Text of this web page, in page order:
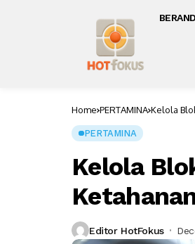
Home PERTAMINA Kelola
PERTAMINA
Kelola
Editor HotFokus